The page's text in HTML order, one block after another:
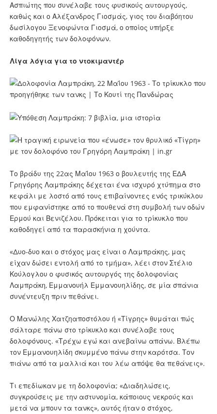
Ασπιώτης που συνέλαβε τους φυσικούς αυτουργούς,
καθώς και ο Αλέξανδρος Γιοσμάς, γιος του διαβόητου
δωσίλογου Ξενοφώντα Γιοσμά, ο οποίος υπήρξε
καθοδηγητής των δολοφόνων.
Λίγα λόγια για το ντοκιμαντέρ
Το βράδυ της 22ας Μαΐου 1963 ο βουλευτής της ΕΔΑ
Γρηγόρης Λαμπράκης δέχεται ένα ισχυρό χτύπημα στο
κεφάλι με λοστό από τους επιβαίνοντες ενός τρικύκλου
που εμφανίστηκε από το πουθενά στη συμβολή των οδών
Ερμού και Βενιζέλου. Πρόκειται για το τρίκυκλο που
καθοδηγεί από τα παρασκήνια η χούντα.
«Δυο-δυο και ο στόχος μας είναι ο Λαμπράκης, μας
είχαν δώσει εντολή από το τμήμα», λέει στον Στέλιο
Κούλογλου ο φυσικός αυτουργός της δολοφονίας
Λαμπράκη, Εμμανουήλ Εμμανουηλίδης, σε μία σπάνια
συνέντευξη πριν πεθάνει.
Ο Μανώλης Χατζηαποστόλου ή «Τίγρης» θυμάται πώς
σάλταρε πάνω στο τρίκυκλο και συνέλαβε τους
δολοφόνους. «Τρέχω εγώ και ανεβαίνω απάνω. Βλέπω
τον Εμμανουηλίδη σκυμμένο πάνω στην καρότσα. Τον
πιάνω από τα μαλλιά και του λέω απόψε θα πεθάνεις».
Τι επεδίωκαν με τη δολοφονία; «Διαδηλώσεις,
συγκρούσεις με την αστυνομία, κάποιους νεκρούς και
μετά να μπουν τα τανκς», αυτός ήταν ο στόχος,